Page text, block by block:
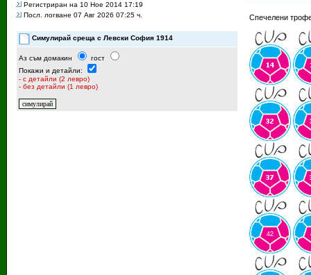
Регистриран на 10 Ное 2014 17:19
Посл. логване 07 Авг 2026 07:25 ч.
Симулирай среща с Левски София 1914
Аз съм домакин
гост
Покажи и детайли:
- с детайли (2 левро)
- без детайли (1 левро)
Спечелени